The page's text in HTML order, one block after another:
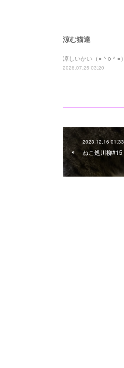
涼む猫達
涼しいかい（●＾o＾●）
2026.07.25 03:20
2023.12.16 01:33
ねこ処川柳#15